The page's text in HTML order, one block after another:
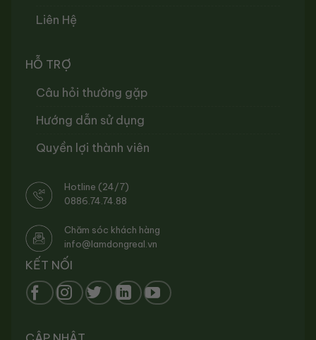
Liên Hệ
HỖ TRỢ
Câu hỏi thường gặp
Hướng dẫn sử dụng
Quyền lợi thành viên
Hotline (24/7)
0886.74.74.88
Chăm sóc khách hàng
info@lamdongreal.vn
KẾT NỐI